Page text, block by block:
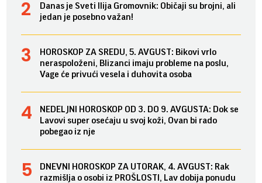
Danas je Sveti Ilija Gromovnik: Običaji su brojni, ali
jedan je posebno važan!
HOROSKOP ZA SREDU, 5. AVGUST: Bikovi vrlo
neraspoloženi, Blizanci imaju probleme na poslu,
Vage će privući vesela i duhovita osoba
NEDELJNI HOROSKOP OD 3. DO 9. AVGUSTA: Dok se
Lavovi super osećaju u svoj koži, Ovan bi rado
pobegao iz nje
DNEVNI HOROSKOP ZA UTORAK, 4. AVGUST: Rak
razmišlja o osobi iz PROŠLOSTI, Lav dobija ponudu